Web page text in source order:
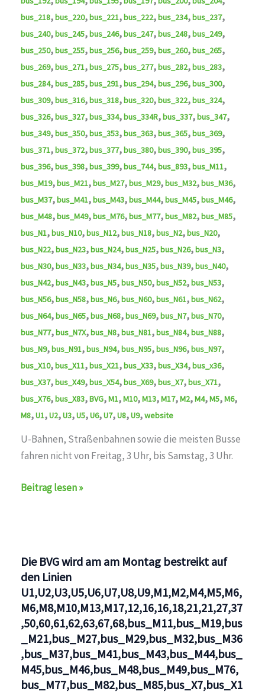
bus_218,bus_220,bus_221,bus_222,bus_234,bus_237,
bus_240,bus_245,bus_246,bus_247,bus_248,bus_249,
bus_250,bus_255,bus_256,bus_259,bus_260,bus_265,
bus_269,bus_271,bus_275,bus_277,bus_282,bus_283,
bus_284,bus_285,bus_291,bus_294,bus_296,bus_300,
bus_309,bus_316,bus_318,bus_320,bus_322,bus_324,
bus_326,bus_327,bus_334,bus_334R,bus_337,bus_347,
bus_349,bus_350,bus_353,bus_363,bus_365,bus_369,
bus_371,bus_372,bus_377,bus_380,bus_390,bus_395,
bus_396,bus_398,bus_399,bus_744,bus_893,bus_M11,
bus_M19,bus_M21,bus_M27,bus_M29,bus_M32,bus_M36,
bus_M37,bus_M41,bus_M43,bus_M44,bus_M45,bus_M46,
bus_M48,bus_M49,bus_M76,bus_M77,bus_M82,bus_M85,
bus_N1,bus_N10,bus_N12,bus_N18,bus_N2,bus_N20,
bus_N22,bus_N23,bus_N24,bus_N25,bus_N26,bus_N3,
bus_N30,bus_N33,bus_N34,bus_N35,bus_N39,bus_N40,
bus_N42,bus_N43,bus_N5,bus_N50,bus_N52,bus_N53,
bus_N56,bus_N58,bus_N6,bus_N60,bus_N61,bus_N62,
bus_N64,bus_N65,bus_N68,bus_N69,bus_N7,bus_N70,
bus_N77,bus_N7X,bus_N8,bus_N81,bus_N84,bus_N88,
bus_N9,bus_N91,bus_N94,bus_N95,bus_N96,bus_N97,
bus_X10,bus_X11,bus_X21,bus_X33,bus_X34,bus_x36,
bus_X37,bus_X49,bus_X54,bus_X69,bus_X7,bus_X71,
bus_X76,bus_X83,BVG,M1,M10,M13,M17,M2,M4,M5,M6,
M8,U1,U2,U3,U5,U6,U7,U8,U9,website
U-Bahnen, Straßenbahnen sowie die meisten Busse
fahren nicht von Freitag, 3 Uhr, bis Samstag, 3 Uhr.
Die
bis
Samstag,
3
Uhr
bestreikt
auf
den
Linien
Beitrag lesen »
Die BVG wird am am Montag bestreikt auf
den Linien
U1,U2,U3,U5,U6,U7,U8,U9,M1,M2,M4,M5,M6,
M6,M8,M10,M13,M17,12,16,16,18,21,21,27,37
,50,60,61,62,63,67,68,bus_M11,bus_M19,bus
_M21,bus_M27,bus_M29,bus_M32,bus_M36
,bus_M37,bus_M41,bus_M43,bus_M44,bus_
M45,bus_M46,bus_M48,bus_M49,bus_M76,
bus_M77,bus_M82,bus_M85,bus_X7,bus_X1